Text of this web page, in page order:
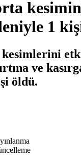
1
ve
öldü.